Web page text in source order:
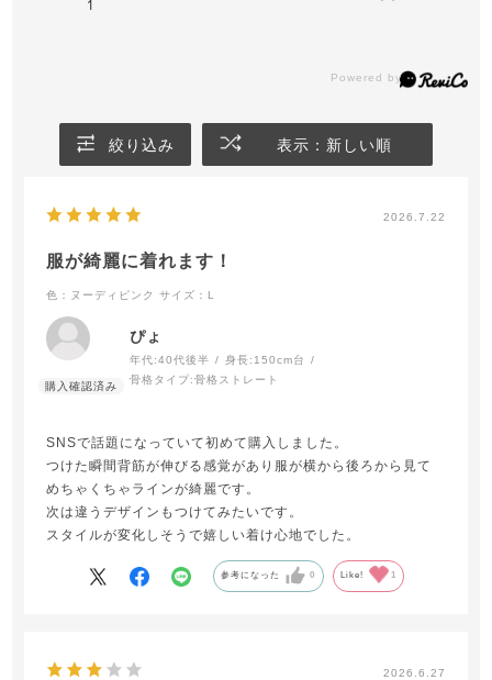
1
絞り込み 表示：新しい順
2026.7.22
服が綺麗に着れます！
色：ヌーディピンク サイズ：L
ぴょ
年代:40代後半 身長: 150cm台
骨格タイプ:骨格ストレート
SNSで話題になっていて初めて購入しました。
つけた瞬間背筋が伸びる感覚があり服が横から後ろから見て
めちゃくちゃラインが綺麗です。
次は違うデザインもつけてみたいです。
スタイルが変化しそうで嬉しい着け心地でした。
参考になった 0 Like! 1
2026.6.27